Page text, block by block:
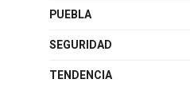
POLÍTICA
PROGRAMAS DE BIENESTAR
PUEBLA